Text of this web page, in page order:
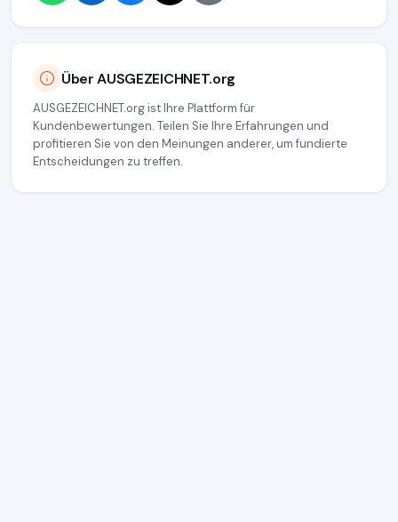
Über AUSGEZEICHNET.org
AUSGEZEICHNET.org ist Ihre Plattform für
Kundenbewertungen. Teilen Sie Ihre Erfahrungen und
profitieren Sie von den Meinungen anderer, um fundierte
Entscheidungen zu treffen.